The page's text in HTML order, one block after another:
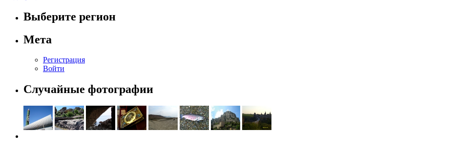
Выберите регион
Мета
Регистрация
Войти
Случайные фотографии